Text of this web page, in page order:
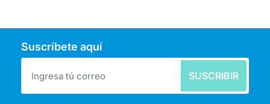
Suscríbete aquí
SUSCRIBIR